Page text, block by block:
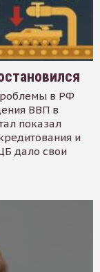
в РФ
ВВП в
показал
и
дало свои